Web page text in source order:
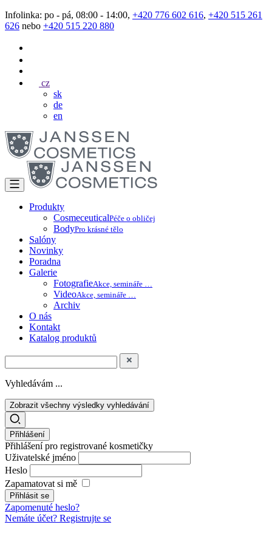
Infolinka: po - pá, 08:00 - 14:00, +420 776 602 616, +420 515 261
626 nebo +420 515 220 880
cz
sk
de
en
Produkty
CosmeceuticalPéče o obličej
BodyPro krásné tělo
Salóny
Novinky
Poradna
Galerie
FotografieAkce, semináře …
VideoAkce, semináře …
Archiv
O nás
Kontakt
Katalog produktů
Vyhledávám ...
Zobrazit všechny výsledky vyhledávání
Přihlášení
Přihlášení pro registrované kosmetičky
Uživatelské jméno
Heslo
Zapamatovat si mě
Zapomenuté heslo?
Nemáte účet? Registrujte se